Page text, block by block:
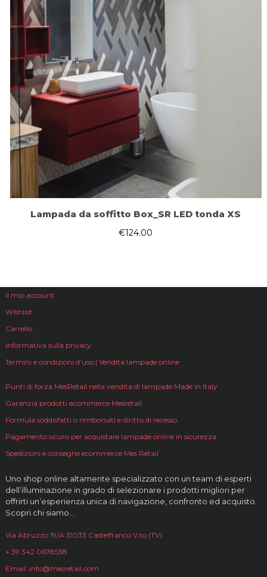
Lampada da soffitto Box_SR LED tonda XS
€124.00
Il mio account
Wishlist
Carrello
Informativa sulla privacy
Termini e condizioni d’uso | Vendita lampade online
Punti di forza MesRetail nella vendita di lampade Made in Italy
Garanzia prodotti ecommerce Mesretail
Formula soddisfatti o rimborsati e diritto di recesso
Pagamento sicuro per acquistare lampade online in sicurezza
Spedizioni e consegne ecommerce Mes Retail
Uno shop online altamente specializzato con un team di esperti
dell’illuminazione in grado di selezionare i prodotti migliori per
offrirti un’esperienza unica di navigazione, confronto ed acquisto.
Scopri chi siamo…
Via Abruzzo 19/A 31033 Castelfranco V.to (TV)
+ 39 342 0678538
Email: info@mesretail.com